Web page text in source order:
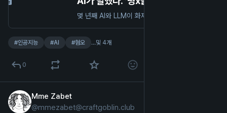
#인공지능 #AI #혐오 …및 4개
0
Mme Zabet
@mmezabet@craftgoblin.club